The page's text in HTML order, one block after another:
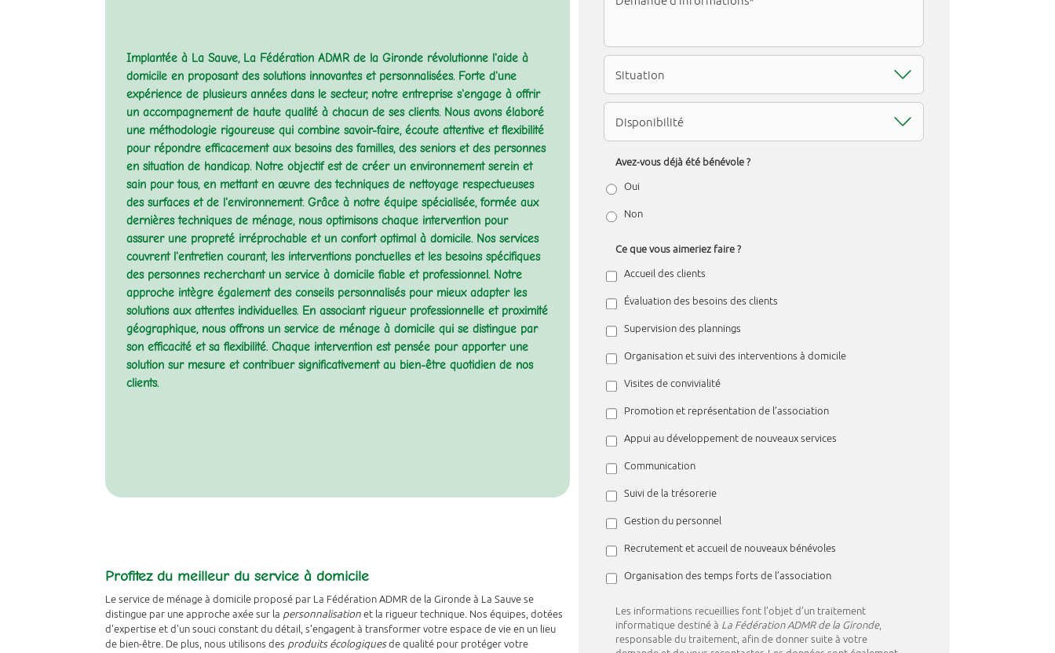
Implantée à La Sauve, La Fédération ADMR de la Gironde révolutionne l'aide à
domicile en proposant des solutions innovantes et personnalisées. Forte d'une
expérience de plusieurs années dans le secteur, notre entreprise s'engage à offrir
un accompagnement de haute qualité à chacun de ses clients. Nous avons élaboré
une méthodologie rigoureuse qui combine savoir-faire, écoute attentive et flexibilité
pour répondre efficacement aux besoins des familles, des seniors et des personnes
en situation de handicap. Notre objectif est de créer un environnement serein et
sain pour tous, en mettant en œuvre des techniques de nettoyage respectueuses
des surfaces et de l'environnement. Grâce à notre équipe spécialisée, formée aux
dernières techniques de ménage, nous optimisons chaque intervention pour
assurer une propreté irréprochable et un confort optimal à domicile. Nos services
couvrent l'entretien courant, les interventions ponctuelles et les besoins spécifiques
des personnes recherchant un service à domicile fiable et professionnel. Notre
approche intègre également des conseils personnalisés pour mieux adapter les
solutions aux attentes individuelles. En associant rigueur professionnelle et proximité
géographique, nous offrons un service de ménage à domicile qui se distingue par
son efficacité et sa flexibilité. Chaque intervention est pensée pour apporter une
solution sur mesure et contribuer significativement au bien-être quotidien de nos
clients.
Profitez du meilleur du service à domicile
Le service de ménage à domicile proposé par La Fédération ADMR de la Gironde à La Sauve se
distingue par une approche axée sur la personnalisationet la rigueur technique. Nos équipes, dotées
d'expertise et d'un souci constant du détail, s'engagent à transformer votre espace de vie en un lieu
de bien-être. De plus, nous utilisons des produits écologiquesde qualité pour protéger votre
Avez-vous déjà été bénévole ?
Oui
Non
Ce que vous aimeriez faire ?
Accueil des clients
Évaluation des besoins des clients
Supervision des plannings
Organisation et suivi des interventions à domicile
Visites de convivialité
Promotion et représentation de l’association
Appui au développement de nouveaux services
Communication
Suivi de la trésorerie
Gestion du personnel
Recrutement et accueil de nouveaux bénévoles
Organisation des temps forts de l’association
Les informations recueillies font l’objet d’un traitement
informatique destiné à La Fédération ADMR de la Gironde,
responsable du traitement, afin de donner suite à votre